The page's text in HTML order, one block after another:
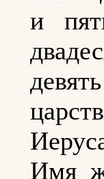
и
Имя